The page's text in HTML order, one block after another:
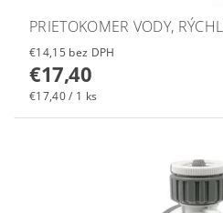
PRIETOKOMER VODY,
€14,15 bez DPH
€17,40
€17,40 / 1 ks